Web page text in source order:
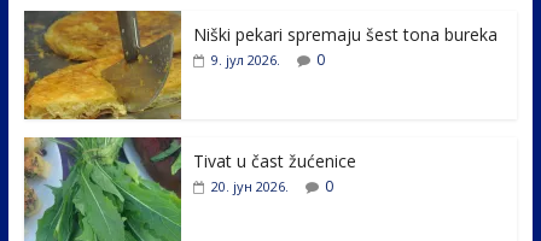
e
b
o
o
k
itt
er e
er
e
Niški pekari spremaju šest tona bureka
9. јул 2026. 0
Tivat u čast žućenice
20. јун 2026. 0